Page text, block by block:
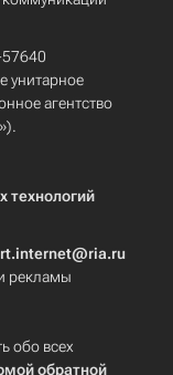
унитарное
агентство
технологий
рекламы
обо всех
обратной